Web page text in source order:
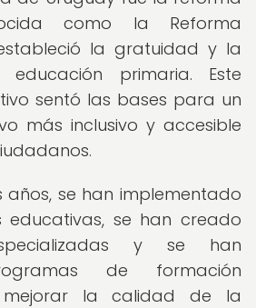
como la Reforma
la gratuidad y la
primaria. Este
sentó las bases para un
más inclusivo y accesible
se han implementado
educativas, se han creado
y se han
de formación
la calidad de la